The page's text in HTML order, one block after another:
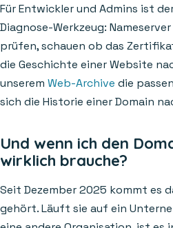
Für Entwickler und Admins ist
Diagnose-Werkzeug:
prüfen, schauen ob das
die Geschichte einer Website
unserem Web-Archive die
sich die Historie einer Domain
Und wenn ich den
wirklich brauche?
Seit Dezember 2025 kommt es
gehört. Läuft sie auf ein